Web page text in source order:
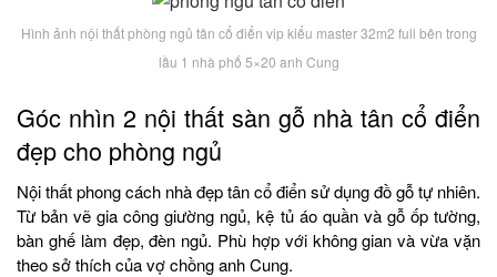
Hình ảnh nội thất phòng ngủ tân cổ điển vip kiểu master 32m2 full bên trong
lầu 1 nhà phố 5×20 anh Cung
Góc nhìn 2 nội thất sàn gỗ nhà tân cổ điển
đẹp cho phòng ngủ
Nội thất phong cách nhà đẹp tân cổ điển sử dụng đồ gỗ tự nhiên.
Từ bản vẽ gia công giường ngủ, kệ tủ áo quần và gỗ ốp tường,
bàn ghế làm đẹp, đèn ngủ. Phù hợp với không gian và vừa vặn
theo sở thích của vợ chồng anh Cung.